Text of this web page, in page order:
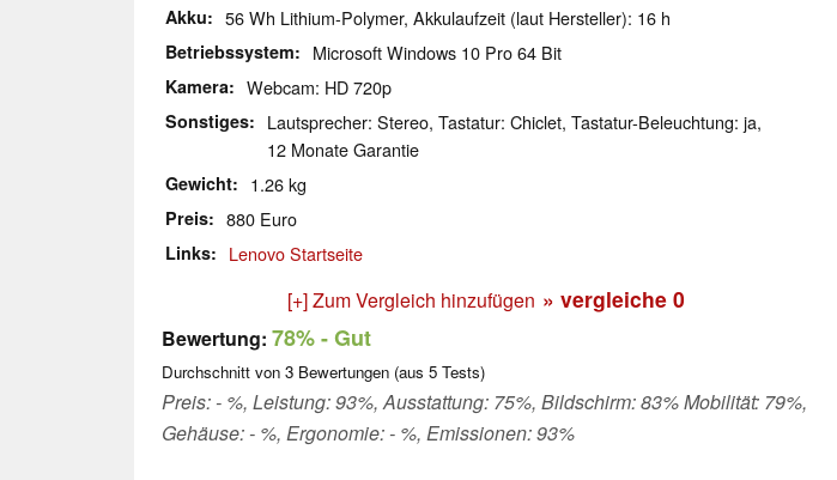
Akku 56 Wh Lithium-Polymer, Akkulaufzeit (laut Hersteller): 16 h
Betriebssystem Microsoft Windows 10 Pro 64 Bit
Kamera Webcam: HD 720p
Sonstiges
Lautsprecher: Stereo, Tastatur: Chiclet, Tastatur-Beleuchtung: ja,
12 Monate Garantie
Gewicht 1.26 kg
Preis 880 Euro
Links Lenovo Startseite
[+] Zum Vergleich hinzufügen » vergleiche 0
Bewertung: 78%- Gut
Durchschnitt von 3 Bewertungen (aus 5 Tests)
Preis: - %, Leistung: 93%, Ausstattung: 75%, Bildschirm: 83% Mobilität: 79%,
Gehäuse: - %, Ergonomie: - %, Emissionen: 93%